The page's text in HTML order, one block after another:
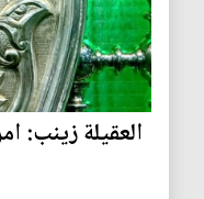
العقيلة زينب: